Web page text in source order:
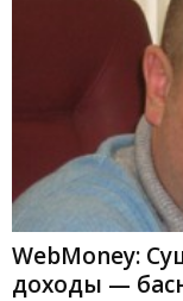
WebMoney:
доходы —